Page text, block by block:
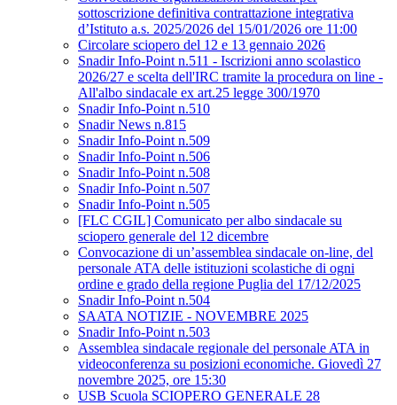
sottoscrizione definitiva contrattazione integrativa
d’Istituto a.s. 2025/2026 del 15/01/2026 ore 11:00
Circolare sciopero del 12 e 13 gennaio 2026
Snadir Info-Point n.511 - Iscrizioni anno scolastico
2026/27 e scelta dell'IRC tramite la procedura on line -
All'albo sindacale ex art.25 legge 300/1970
Snadir Info-Point n.510
Snadir News n.815
Snadir Info-Point n.509
Snadir Info-Point n.506
Snadir Info-Point n.508
Snadir Info-Point n.507
Snadir Info-Point n.505
[FLC CGIL] Comunicato per albo sindacale su
sciopero generale del 12 dicembre
Convocazione di un’assemblea sindacale on-line, del
personale ATA delle istituzioni scolastiche di ogni
ordine e grado della regione Puglia del 17/12/2025
Snadir Info-Point n.504
SAATA NOTIZIE - NOVEMBRE 2025
Snadir Info-Point n.503
Assemblea sindacale regionale del personale ATA in
videoconferenza su posizioni economiche. Giovedì 27
novembre 2025, ore 15:30
USB Scuola SCIOPERO GENERALE 28